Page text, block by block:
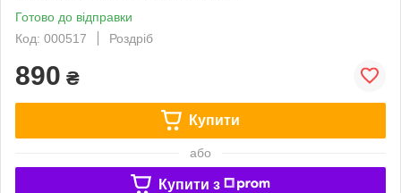
Готово до відправки
Код: 000517
Роздріб
890 ₴
Купити
або
Купити з